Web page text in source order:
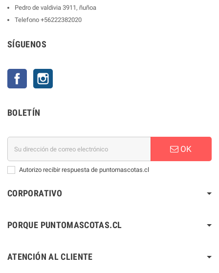
Pedro de valdivia 3911, ñuñoa
Telefono +56222382020
SÍGUENOS
Facebook
BOLETÍN
OK
Autorizo recibir respuesta de puntomascotas.cl
CORPORATIVO
PORQUE PUNTOMASCOTAS.CL
ATENCIÓN AL CLIENTE